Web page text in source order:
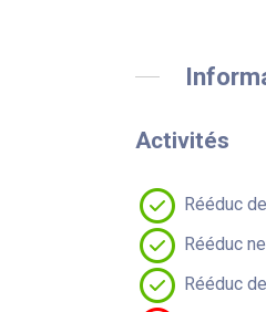
Activités
Rééduc
Rééduc
Rééduc